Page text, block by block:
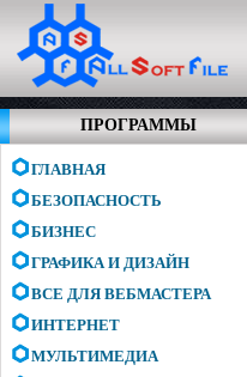
ПРОГРАММЫ
ГЛАВНАЯ
БЕЗОПАСНОСТЬ
БИЗНЕС
ГРАФИКА И ДИЗАЙН
ВСЕ ДЛЯ ВЕБМАСТЕРА
ИНТЕРНЕТ
МУЛЬТИМЕДИА